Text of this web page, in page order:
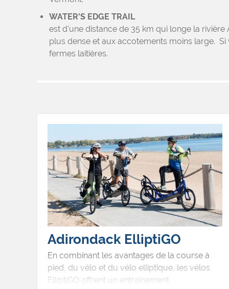
WATER'S EDGE TRAIL
est d'une distance de 35 km qui longe la
plus dense et aux accotements moins large.
fermes laitières.
Adirondack ElliptiGO
En combinant les avantages de la course à
pied, du vélo et du vélo elliptique, les vélos
ElliptiGO offrent un entraînement